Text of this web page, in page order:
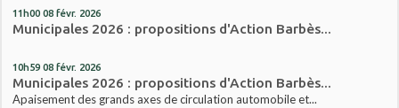
11h00 08 févr. 2026
Municipales 2026 : propositions d'Action Barbès...
10h59 08 févr. 2026
Municipales 2026 : propositions d'Action Barbès...
Apaisement des grands axes de circulation automobile et...